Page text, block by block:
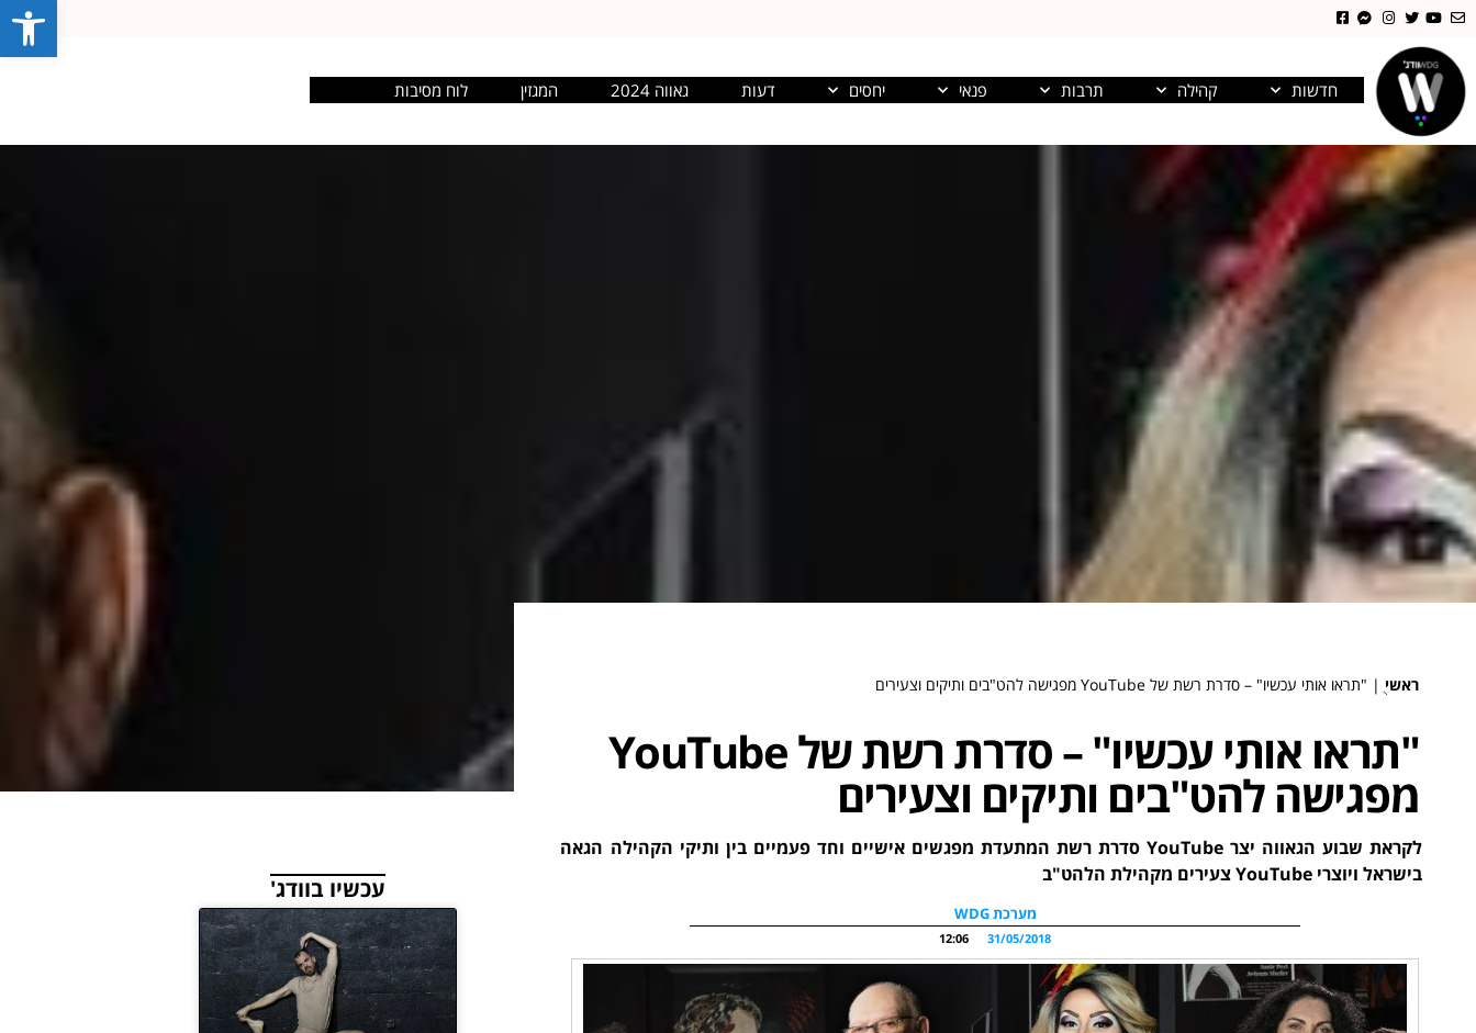
חדשות קהילה תרבות פנאי יחסים דעות גאווה 2024 המגזין לוח מסיבות
ראשי ֻ| "תראו אותי עכשיו" – סדרת רשת של YouTube מפגישה להט"בים ותיקים וצעירים
"תראו אותי עכשיו" – סדרת רשת של YouTube
מפגישה להט"בים ותיקים וצעירים
לקראת שבוע הגאווה יצר YouTube סדרת רשת המתעדת מפגשים אישיים וחד פעמיים בין ותיקי הקהילה הגאה
בישראל ויוצרי YouTube צעירים מקהילת הלהט"ב
מערכת WDG
31/05/2018
12:06
עכשיו בוודג'